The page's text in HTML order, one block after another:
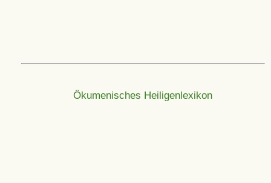
Ökumenisches Heiligenlexikon